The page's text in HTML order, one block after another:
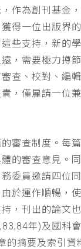
作為創刊基金
得一位出版界
些支持，新的
，需要極力撙
查、校對、編
，僅雇請一位
審查制度。每
的審查意見。
委員邀請四位
於運作順暢，
，刊出的論文
年)及國科
的摘要及索引資